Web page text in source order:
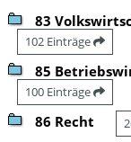
83
102 Einträge
85
100 Einträge
86 Recht